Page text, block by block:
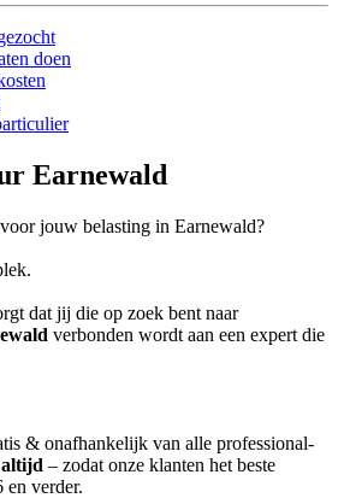
doen
Earnewald
jouw belasting in Earnewald?
dat jij die op zoek bent naar
verbonden wordt aan een expert die
& onafhankelijk van alle professional-
– zodat onze klanten het beste
en verder.